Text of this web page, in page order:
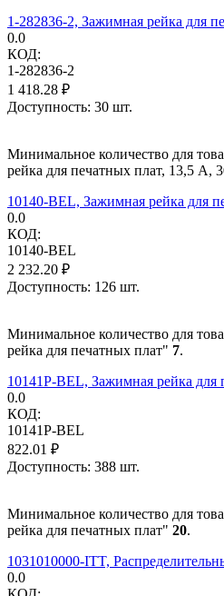
1-282836-2, Зажимная рейка для
0.0
КОД:
1-282836-2
1 418.28 ₽
Доступность: 30 шт.
Минимальное количество для
рейка для печатных плат, 13,5 А,
10140-BEL, Зажимная рейка для
0.0
КОД:
10140-BEL
2 232.20 ₽
Доступность: 126 шт.
Минимальное количество для
рейка для печатных плат" 7.
10141P-BEL, Зажимная рейка для
0.0
КОД:
10141P-BEL
822.01 ₽
Доступность: 388 шт.
Минимальное количество для
рейка для печатных плат" 20.
1031010000-ITT,
0.0